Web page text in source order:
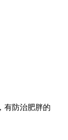
有防治肥胖的